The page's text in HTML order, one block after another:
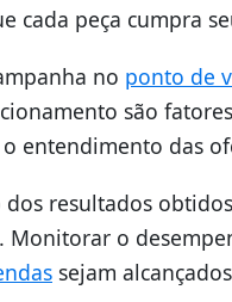
cada peça cumpra
no ponto de
são
entendimento das
resultados
Monitorar o
sejam